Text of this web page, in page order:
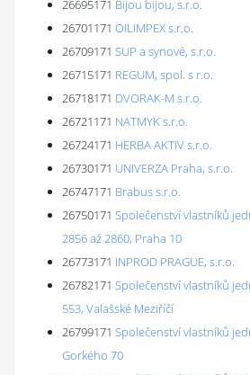
26695171 Bijou bijou, s.r.o.
26701171 OILIMPEX s.r.o.
26709171 SUP a synové, s.r.o.
26715171 REGUM, spol. s r.o.
26718171 DVORAK-M s.r.o.
26721171 NATMYK s.r.o.
26724171 HERBA AKTIV s.r.o.
26730171 UNIVERZA Praha, s.r.o.
26747171 Brabus s.r.o.
26750171 Společenství vlastníků
2856 až 2860, Praha 10
26773171 INPROD PRAGUE, s.r.o.
26782171 Společenství vlastníků
553, Valašské Meziříčí
26799171 Společenství vlastníků
Gorkého 70